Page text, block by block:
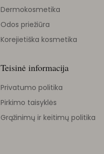
Dermokosmetika
Odos priežiūra
Korejietiška kosmetika
Teisinė informacija
Privatumo politika
Pirkimo taisyklės
Grąžinimų ir keitimų politika